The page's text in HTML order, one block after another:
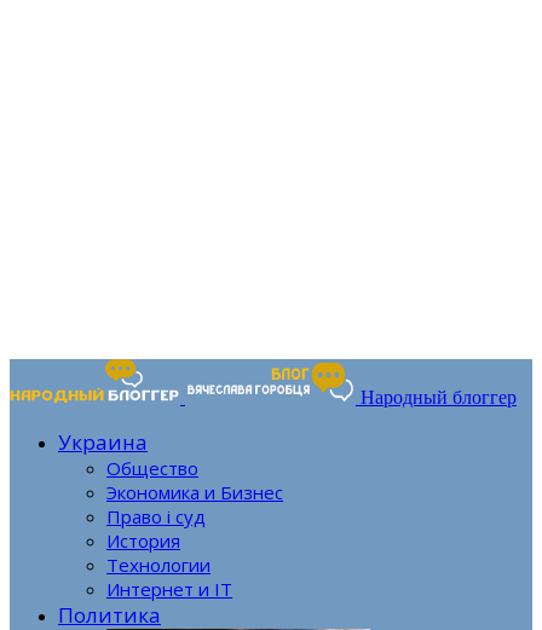
Народный блоггер
Украина
Общество
Экономика и Бизнес
Право і суд
История
Технологии
Интернет и IT
Политика